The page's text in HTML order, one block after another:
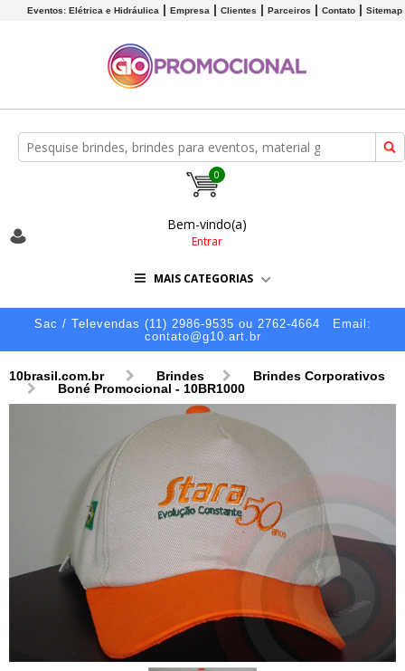
Eventos: Elétrica e Hidráulica Empresa Clientes Parceiros Contato Sitemap
0
Bem-vindo(a)
Entrar
MAIS CATEGORIAS
Sac / Televendas (11) 2986-9535 ou 2762-4664
Email:
contato@g10.art.br
10brasil.com.br Brindes
Brindes Corporativos
Boné Promocional - 10BR1000